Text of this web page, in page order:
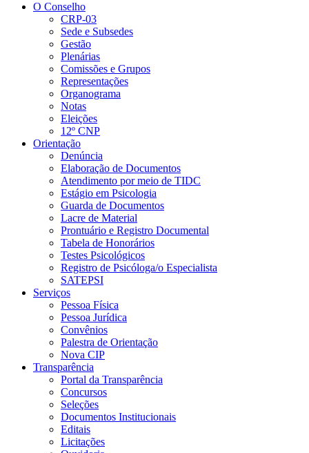
O Conselho
CRP-03
Sede e Subsedes
Gestão
Plenárias
Comissões e Grupos
Representações
Organograma
Notas
Eleições
12º CNP
Orientação
Denúncia
Elaboração de Documentos
Atendimento por meio de TIDC
Estágio em Psicologia
Guarda de Documentos
Lacre de Material
Prontuário e Registro Documental
Tabela de Honorários
Testes Psicológicos
Registro de Psicóloga/o Especialista
SATEPSI
Serviços
Pessoa Física
Pessoa Jurídica
Convênios
Palestra de Orientação
Nova CIP
Transparência
Portal da Transparência
Concursos
Seleções
Documentos Institucionais
Editais
Licitações